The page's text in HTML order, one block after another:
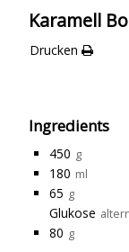
Karamell
Drucken
Ingredients
450 g
180 ml
65 g
Glukose
80 g